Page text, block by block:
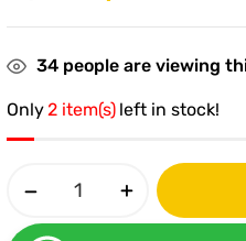
34 people are viewing
Only2 item(s) left in stock!